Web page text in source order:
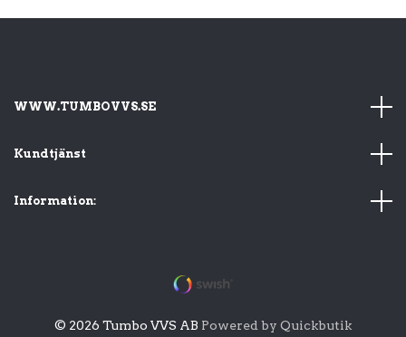
WWW.TUMBOVVS.SE
Kundtjänst
Information:
© 2026 Tumbo VVS AB Powered by Quickbutik